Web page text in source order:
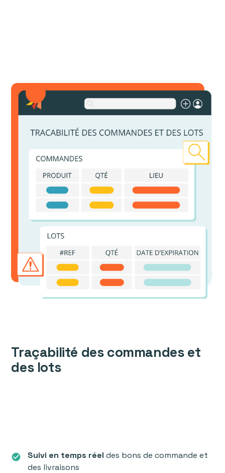
Traçabilité des commandes et
des lots
check_circle Suivi en temps réeldes bons de commande et
des livraisons